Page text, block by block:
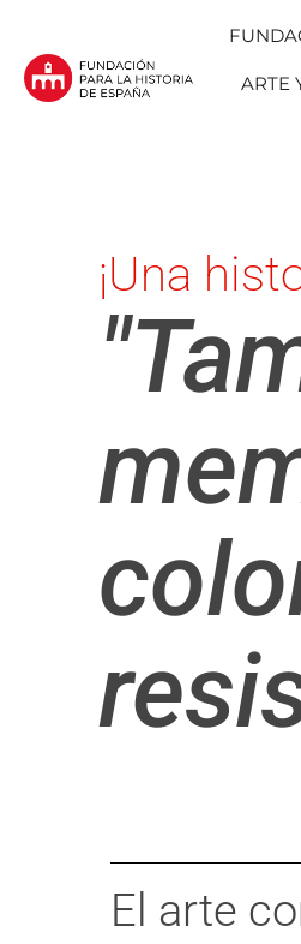
ARTE
¡Una
El arte